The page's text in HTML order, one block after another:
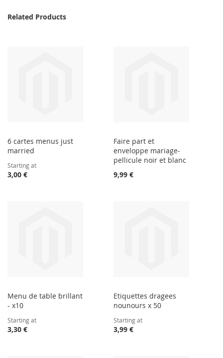
Related Products
6 cartes menus just
married
Starting at
3,00 €
Faire part et
enveloppe mariage-
pellicule noir et blanc
9,99 €
Menu de table brillant
- x10
Starting at
3,30 €
Etiquettes dragees
nounours x 50
Starting at
3,99 €